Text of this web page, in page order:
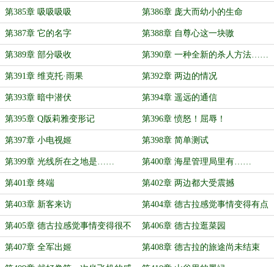
第385章 吸吸吸吸 第386章 庞大而幼小的生命
第387章 它的名字 第388章 自尊心这一块嗷
第389章 部分吸收 第390章 一种全新的杀人方法……
第391章 维克托·雨果 第392章 两边的情况
第393章 暗中潜伏 第394章 遥远的通信
第395章 Q版莉雅变形记 第396章 愤怒！屈辱！
第397章 小电视姬 第398章 简单测试
第399章 光线所在之地是…… 第400章 海星管理局里有……
第401章 终端 第402章 两边都大受震撼
第403章 新客来访 第404章 德古拉感觉事情变得有点
不对劲
第405章 德古拉感觉事情变得很不
对劲……
第406章 德古拉逛菜园
第407章 全军出姬 第408章 德古拉的旅途尚未结束